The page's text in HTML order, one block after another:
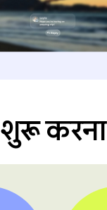
शुरू करना